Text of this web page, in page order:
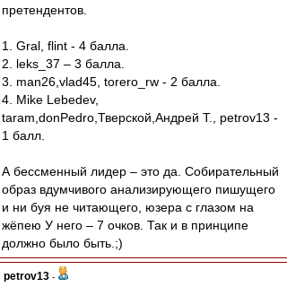
претендентов.
1. Gral, flint - 4 балла.
2. leks_37 – 3 балла.
3. man26,vlad45, torero_rw - 2 балла.
4. Mike Lebedev,
taram,donPedro,Тверской,Андрей Т., petrov13 -
1 балл.
А бессменный лидер – это да. Собирательный
образ вдумчивого анализирующего пишущего
и ни буя не читающего, юзера с глазом на
жёпею У него – 7 очков. Так и в принципе
должно было быть.;)
petrov13 -